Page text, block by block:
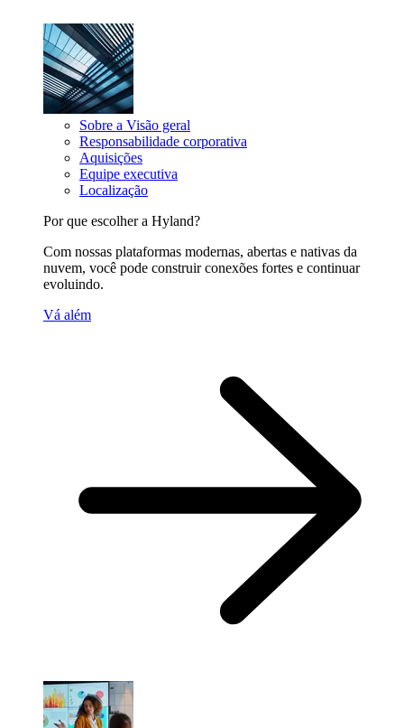
Sobre a Visão geral
Responsabilidade corporativa
Aquisições
Equipe executiva
Localização
Por que escolher a Hyland?
Com nossas plataformas modernas, abertas e nativas da
nuvem, você pode construir conexões fortes e continuar
evoluindo.
Vá além